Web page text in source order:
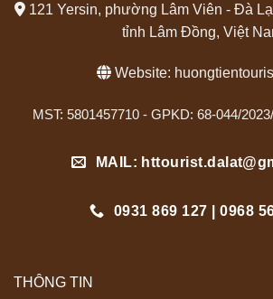
121 Yersin, phường Lâm Viên - Đà
tỉnh Lâm Đồng, Việt
Website:
MST: 5801457710 - GPKD: 68-044/
MAIL:
0931 869 127 | 0968
THÔNG TIN